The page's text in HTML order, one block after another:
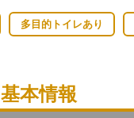
多目的トイレあり
基本情報